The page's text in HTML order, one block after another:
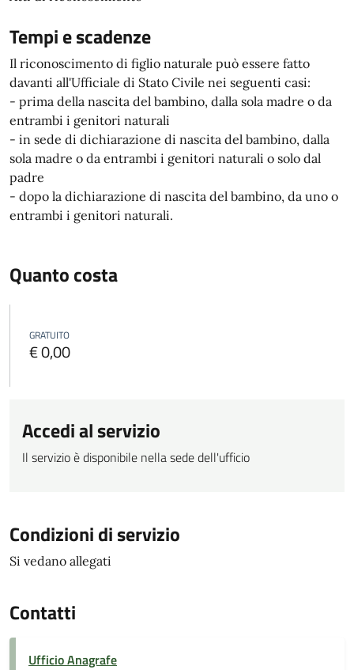
Tempi e scadenze
Il riconoscimento di figlio naturale può essere fatto
davanti all'Ufficiale di Stato Civile nei seguenti casi:
- prima della nascita del bambino, dalla sola madre o da
entrambi i genitori naturali
- in sede di dichiarazione di nascita del bambino, dalla
sola madre o da entrambi i genitori naturali o solo dal
padre
- dopo la dichiarazione di nascita del bambino, da uno o
entrambi i genitori naturali.
Quanto costa
GRATUITO
€ 0,00
Accedi al servizio
Il servizio è disponibile nella sede dell'ufficio
Condizioni di servizio
Si vedano allegati
Contatti
Ufficio Anagrafe